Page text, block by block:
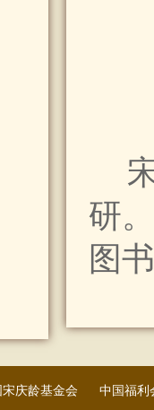
研
图
宋庆龄基金会 中国福利